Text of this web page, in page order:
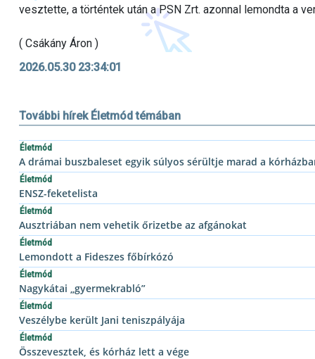
vesztette, a történtek után a PSN Zrt. azonnal lemondta a
( Csákány Áron )
2026.05.30 23:34:01
További hírek Életmód témában
Életmód
A drámai buszbaleset egyik súlyos sérültje marad a
Életmód
ENSZ-feketelista
Életmód
Ausztriában nem vehetik őrizetbe az afgánokat
Életmód
Lemondott a Fideszes főbírkózó
Életmód
Nagykátai „gyermekrabló”
Életmód
Veszélybe került Jani teniszpályája
Életmód
Összevesztek, és kórház lett a vége